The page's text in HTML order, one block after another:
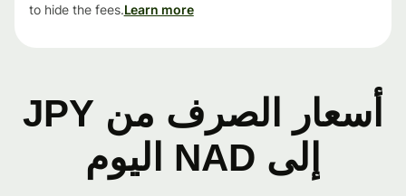
to hide the fees.Learn more
أسعار الصرف من JPY
إلى NAD اليوم